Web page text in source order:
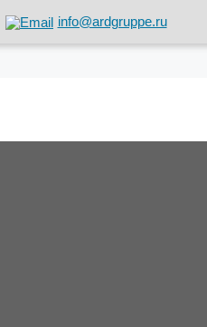
info@ardgruppe.ru